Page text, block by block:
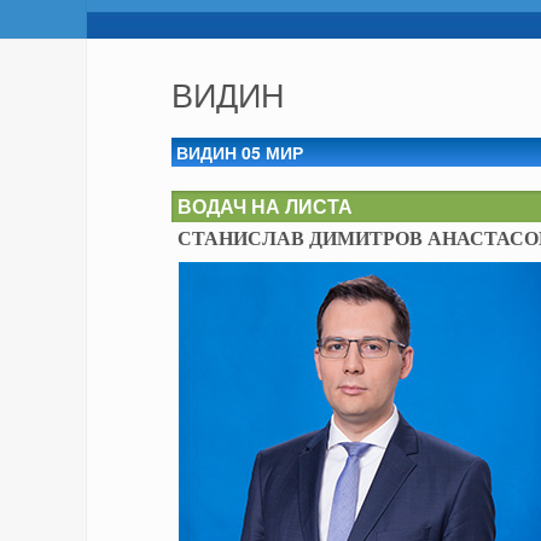
ВИДИН
ВИДИН 05 МИР
ВОДАЧ НА ЛИСТА
СТАНИСЛАВ ДИМИТРОВ